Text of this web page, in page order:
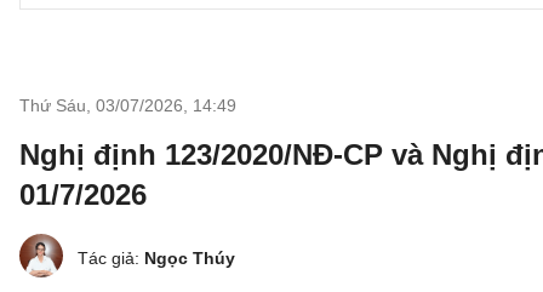
Thứ Sáu, 03/07/2026 14:49
Nghị định 123/2020/NĐ-CP và Nghị
01/7/2026
Tác giả: Ngọc Thúy